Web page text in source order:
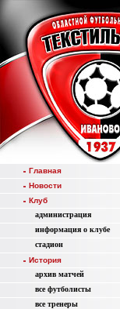
Главная
Новости
Клуб
администрация
информация о клубе
стадион
История
aрхив матчей
все футболисты
все тренеры